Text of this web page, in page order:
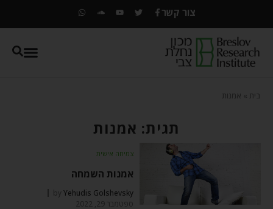
צור קשר
בית אמנות
תגית: אמנות
צמיחה אישית
אמנות השמחה
byYehudis Golshevsky
ספטמבר 29, 2022